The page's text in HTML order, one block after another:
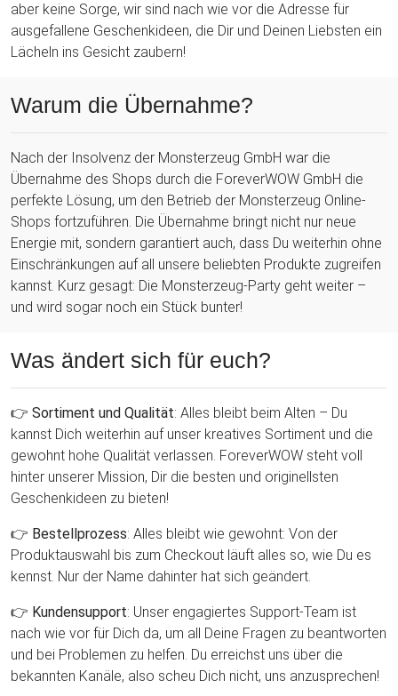
aber keine Sorge, wir sind nach wie vor die Adresse für
ausgefallene Geschenkideen, die Dir und Deinen Liebsten ein
Lächeln ins Gesicht zaubern!
Warum die Übernahme?
Nach der Insolvenz der Monsterzeug GmbH war die
Übernahme des Shops durch die ForeverWOW GmbH die
perfekte Lösung, um den Betrieb der Monsterzeug Online-
Shops fortzuführen. Die Übernahme bringt nicht nur neue
Energie mit, sondern garantiert auch, dass Du weiterhin ohne
Einschränkungen auf all unsere beliebten Produkte zugreifen
kannst. Kurz gesagt: Die Monsterzeug-Party geht weiter –
und wird sogar noch ein Stück bunter!
Was ändert sich für euch?
👉 Sortiment und Qualität: Alles bleibt beim Alten – Du
kannst Dich weiterhin auf unser kreatives Sortiment und die
gewohnt hohe Qualität verlassen. ForeverWOW steht voll
hinter unserer Mission, Dir die besten und originellsten
Geschenkideen zu bieten!
👉 Bestellprozess: Alles bleibt wie gewohnt: Von der
Produktauswahl bis zum Checkout läuft alles so, wie Du es
kennst. Nur der Name dahinter hat sich geändert.
👉 Kundensupport: Unser engagiertes Support-Team ist
nach wie vor für Dich da, um all Deine Fragen zu beantworten
und bei Problemen zu helfen. Du erreichst uns über die
bekannten Kanäle, also scheu Dich nicht, uns anzusprechen!